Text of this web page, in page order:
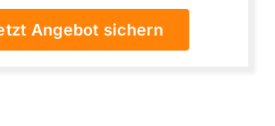
Angebot sichern